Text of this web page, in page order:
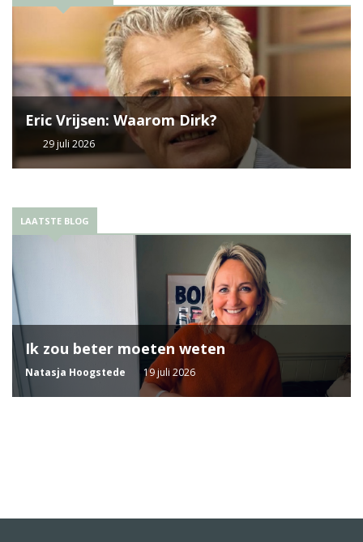
Eric Vrijsen: Waarom Dirk?
29 juli 2026
LAATSTE BLOG
Ik zou beter moeten weten
Natasja Hoogstede 19 juli 2026